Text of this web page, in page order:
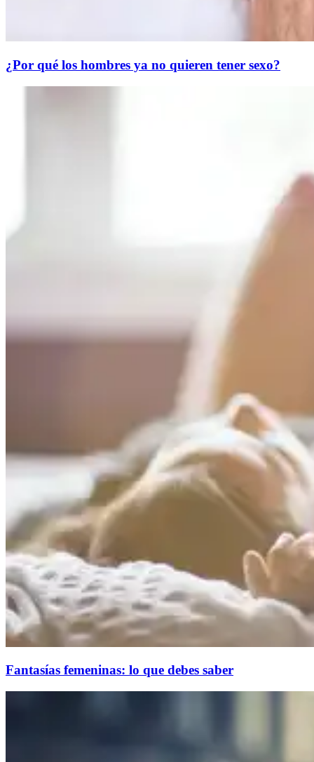
¿Por qué los hombres ya no quieren tener sexo?
Fantasías femeninas: lo que debes saber